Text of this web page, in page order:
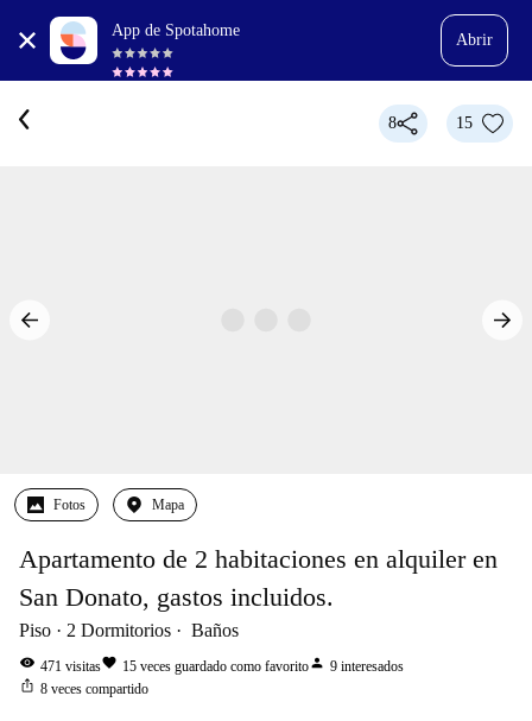
App de Spotahome
Abrir
8 15
Fotos Mapa
Apartamento de 2 habitaciones en alquiler en
San Donato, gastos incluidos.
Piso 2 Dormitorios Baños
visibility 471 visitasfavorite 15 veces guardado como favoritoperson 9 interesados
ios_share 8 veces compartido